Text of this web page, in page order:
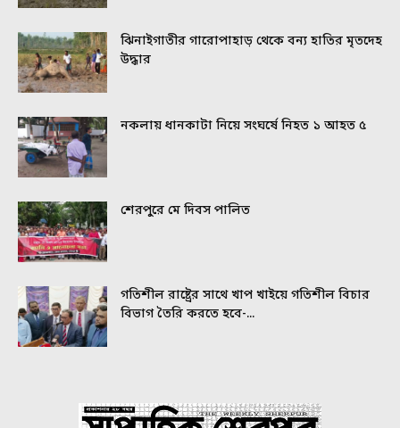
ঝিনাইগাতীর গারোপাহাড় থেকে বন্য হাতির মৃতদেহ
উদ্ধার
নকলায় ধানকাটা নিয়ে সংঘর্ষে নিহত ১ আহত ৫
শেরপুরে মে দিবস পালিত
গতিশীল রাষ্ট্রের সাথে খাপ খাইয়ে গতিশীল বিচার
বিভাগ তৈরি করতে হবে-...